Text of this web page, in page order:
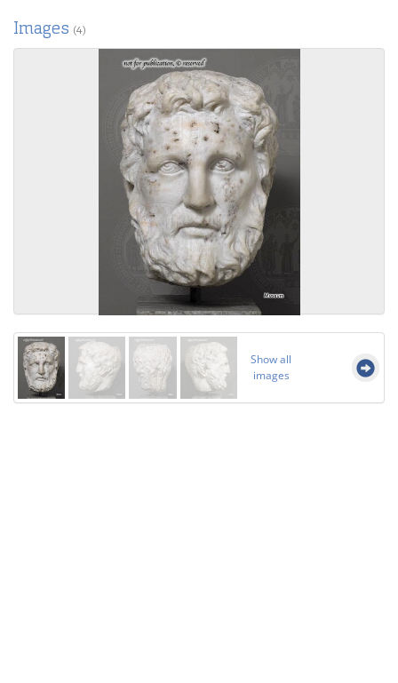
Images (4)
Show all
images